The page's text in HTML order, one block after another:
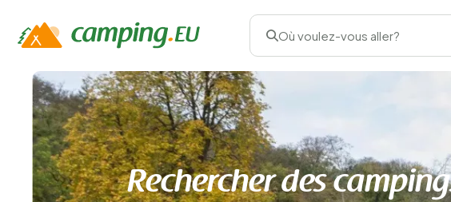
Où voulez-vous aller?
Rechercher des